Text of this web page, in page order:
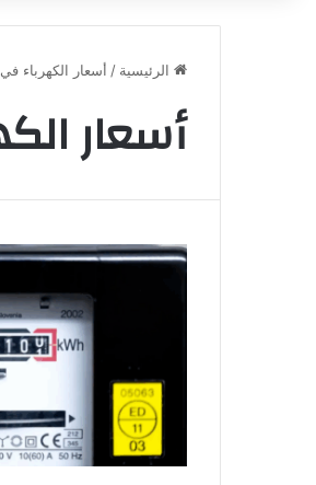
الرئيسية / أسعار الكهرباء في
أسعار